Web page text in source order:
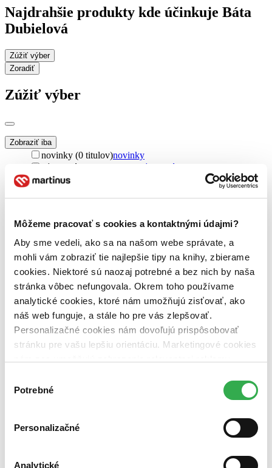
Môžeme pracovať s cookies a kontaktnými údajmi?
Aby sme vedeli, ako sa na našom webe správate, a
mohli vám zobraziť tie najlepšie tipy na knihy, zbierame
cookies. Niektoré sú naozaj potrebné a bez nich by naša
stránka vôbec nefungovala. Okrem toho používame
analytické cookies, ktoré nám umožňujú zisťovať, ako
náš web funguje, a stále ho pre vás zlepšovať.
Personalizačné cookies nám dovoľujú prispôsobovať
stránku pre vašu lepšiu orientáciu. Marketingové cookies
nám pomohlo, keby sme mohli používať všetky tieto
súhlasu
Potrebné
Personalizačné
Analytické
Najdrahšie produkty kde účinkuje Báta
Dubielová
Zúžiť výber
Zoradiť
Zúžiť výber
Zobraziť iba
novinky (0 titulov)novinky
zľavnené tituly (0 titulov)
zľavnené tituly
Dostupnosť
na centrálnom sklade (0 titulov)na centrálnom sklade
pripravujeme (0 titulov)pripravujeme
dostupná (bez vypredaných) (0 titulov)
dostupná (bez
vypredaných)
Nové / čítané
nová (0 titulov)nová
čítaná (0 titulov) čítaná
čítaná - výborný stav (0 titulov)
čítaná - výborný stav
čítaná - mierne opotrebovaná (0 titulov)čítaná - mierne
opotrebovaná
čítané verzie vypredaných kníh (0 titulov)čítané verzie
Bestsellery